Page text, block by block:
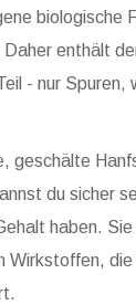
biologische
enthält
- nur Spuren,
geschälte
du sicher
haben. Sie
Wirkstoffen,